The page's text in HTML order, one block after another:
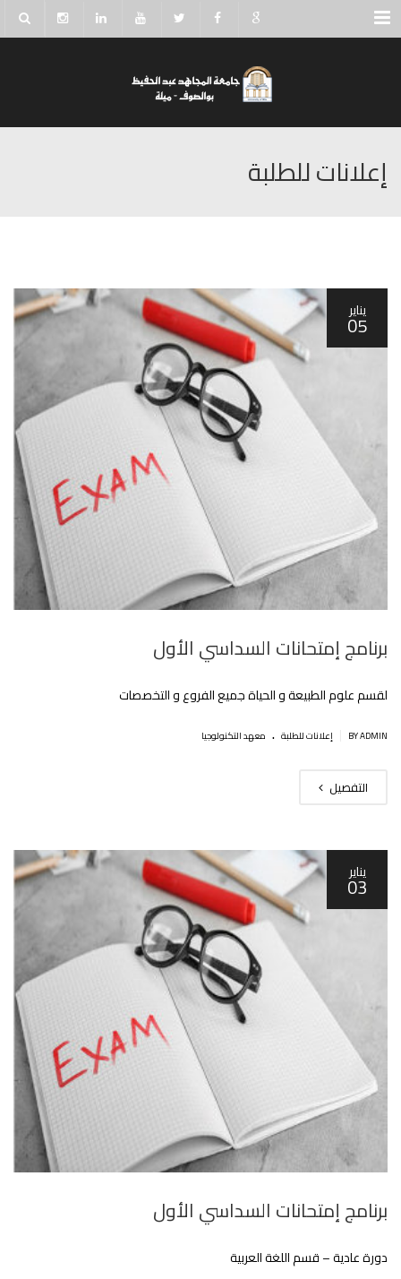
Menu
إعلانات للطلبة
يناير
05
برنامج إمتحانات السداسي اﻷول
لقسم علوم الطبيعة و الحياة جميع الفروع و التخصصات‎‎
BY ADMIN إعلانات للطلبة . معهد التكنولوجيا
التفصيل
يناير
03
برنامج إمتحانات السداسي اﻷول
دورة عادية – قسم اللغة العربية